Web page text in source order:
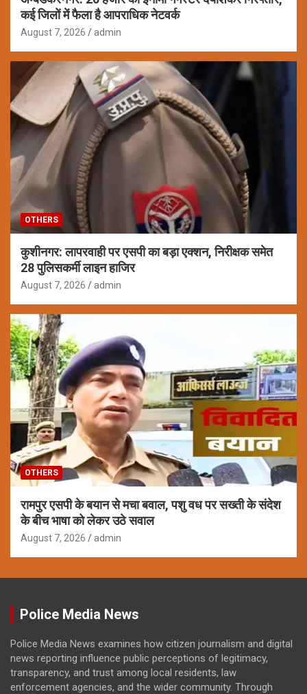
कई जिलों में फैला है आपराधिक नेटवर्क
August 7, 2026 admin
OTHERS
कुशीनगर: लापरवाही पर एसपी का बड़ा एक्शन, निरीक्षक समेत
28 पुलिसकर्मी लाइन हाजिर
August 7, 2026 admin
OTHERS
रामपुर एसपी के बयान से मचा बवाल, पशु वध पर सख्ती के संदेश
के बीच भाषा को लेकर उठे सवाल
August 7, 2026 admin
Police Media News
Police Media News examines how citizen journalism and digital
news reporting influence public perceptions of legitimacy,
transparency, and trust among local residents, law
enforcement agencies, and the wider community. Through